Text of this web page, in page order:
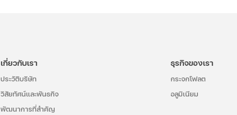
เกี่ยวกับเรา
ประวัติบริษัท
วิสัยทัศน์และพันธกิจ
พัฒนาการที่สำคัญ
ธุรกิจของเรา
กระจกโฟลต
อลูมิเนียม